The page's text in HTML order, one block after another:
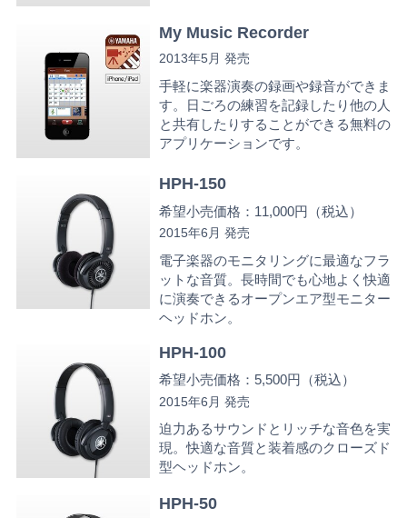
My Music Recorder
2013年5月 発売
手軽に楽器演奏の録画や録音ができま
す。日ごろの練習を記録したり他の人
と共有したりすることができる無料の
アプリケーションです。
HPH-150
希望小売価格：11,000円（税込）
2015年6月 発売
電子楽器のモニタリングに最適なフラ
ットな音質。長時間でも心地よく快適
に演奏できるオープンエア型モニター
ヘッドホン。
HPH-100
希望小売価格：5,500円（税込）
2015年6月 発売
迫力あるサウンドとリッチな音色を実
現。快適な音質と装着感のクローズド
型ヘッドホン。
HPH-50